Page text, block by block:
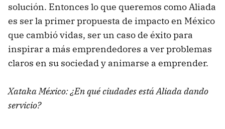
solución. Entonces lo que queremos como Aliada
es ser la primer propuesta de impacto en México
que cambió vidas, ser un caso de éxito para
inspirar a más emprendedores a ver problemas
claros en su sociedad y animarse a emprender.
Xataka México: ¿En qué ciudades está Aliada dando
servicio?